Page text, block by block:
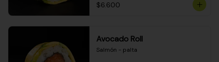
$6.600
Avocado Roll
Salmón - palta